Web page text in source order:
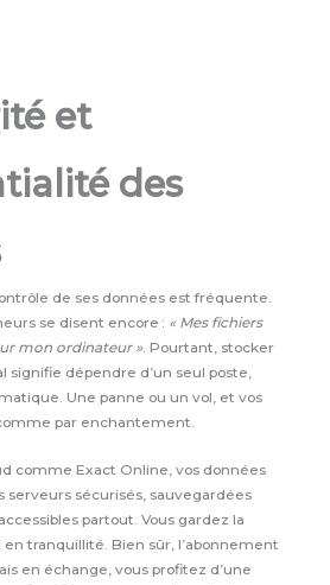
et
des
de ses données est fréquente.
se disent encore : « Mes fichiers
mon ordinateur ». Pourtant, stocker
signifie dépendre d’un seul poste,
Une panne ou un vol, et vos
par enchantement.
comme Exact Online, vos données
serveurs sécurisés, sauvegardées
partout. Vous gardez la
tranquillité. Bien sûr, l’abonnement
en échange, vous profitez d’une